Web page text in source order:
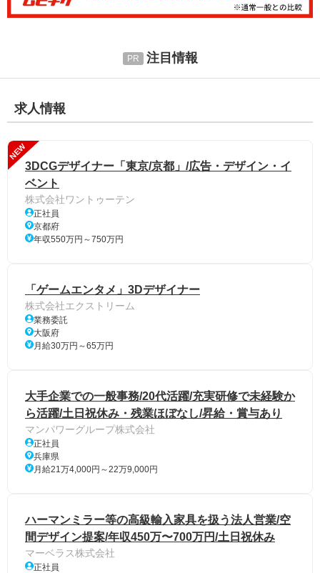
注目情報
求人情報
NEW
3DCGデザイナー「東京/京都」/広告・デザイン・イ
ベント
株式会社ワントゥーテン
正社員
京都府
年収550万円～750万円
「ゲームエンタメ」3Dデザイナー
株式会社エクストリーム
業務委託
大阪府
月給30万円～65万円
大手企業での一般事務/20代活躍/充実研修で未経験か
ら活躍/土日祝休み・残業ほぼなし/昇給・賞与あり
マンパワーグループ株式会社
正社員
兵庫県
月給21万4,000円～22万9,000円
ハーマンミラー等の高級輸入家具を扱う法人営業/空
間デザイン提案/年収450万〜700万円/土日祝休み
マーベラス株式会社
正社員